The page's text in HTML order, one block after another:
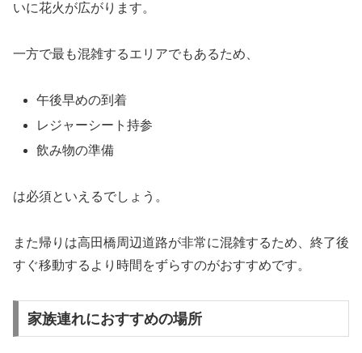
いに花火が広がります。
一方で最も混雑するエリアでもあるため、
午後早めの到着
レジャーシート持参
飲み物の準備
は必須といえるでしょう。
また帰りは高田橋周辺道路が非常に混雑するため、終了後
すぐ移動するより時間をずらすのがおすすめです。
家族連れにおすすめの場所